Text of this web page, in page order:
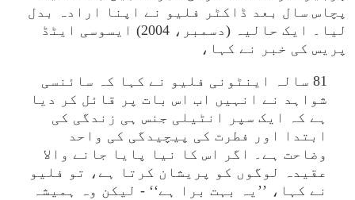
پچاس سال بعد ڈاکٹر فلیو نے اپنا ارادہ بدل
لیا۔ ایک حالیہ (دسمبر، 2004) ایسوسی ایٹڈ
پریس کی خبر نے کہا،
81 سالہ اینٹونی فلیو نے کہا کہ سائنسی
شواہد نے انہیں اب اس بات پر قائل کر دیا
ہے کہ ایک سپر انٹیلی جنس ہی زندگی کی
ابتدا اور فطرت کی پیچیدگی کی واحد
وضاحت ہے۔ اگر اس کا نیا پایا جانے والا
عقیدہ لوگوں کو پریشان کرتا ہے، تو فلیو
نے کہا، ’’یہ بہت برا ہے‘‘ - لیکن وہ ہمیشہ